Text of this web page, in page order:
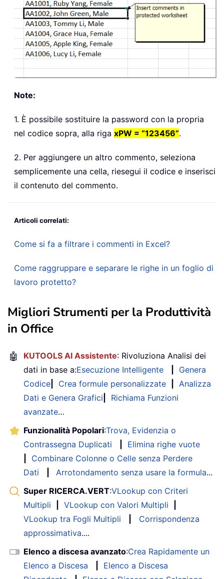
Note:
1. È possibile sostituire la password con la propria
nel codice sopra, alla riga xPW = “123456”.
2. Per aggiungere un altro commento, seleziona
semplicemente una cella, riesegui il codice e inserisci
il contenuto del commento.
Articoli correlati:
Come si fa a filtrare i commenti in Excel?
Come raggruppare e separare le righe in un foglio di
lavoro protetto?
Migliori Strumenti per la Produttività
in Office
🤖 KUTOOLS AI Assistente: Rivoluziona Analisi dei
dati in base a:Esecuzione Intelligente
Genera
Codice
Crea formule personalizzate
Analizza
Dati e Genera Grafici
Richiama Funzioni
avanzate…
Funzionalità Popolari:Trova, Evidenzia o
Contrassegna Duplicati
Elimina righe vuote
Combinare Colonne o Celle senza Perdere
Dati
Arrotondamento senza usare la formula...
Super RICERCA.VERT:VLookup con Criteri
Multipli
VLookup con Valori Multipli
VLookup tra Fogli Multipli
Corrispondenza
approssimativa....
Elenco a discesa avanzato:Crea Rapidamente un
Elenco a Discesa
Elenco a Discesa